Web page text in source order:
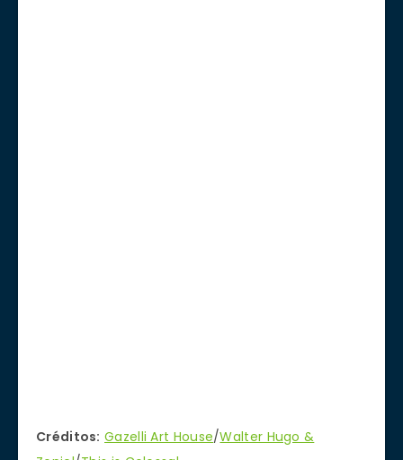
Créditos: Gazelli Art House/Walter Hugo &